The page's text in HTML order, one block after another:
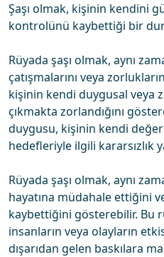
Şaşı olmak, kişinin kendini
kontrolünü kaybettiği bir
Rüyada şaşı olmak, aynı
çatışmalarını veya
kişinin kendi duygusal veya
çıkmakta zorlandığını
duygusu, kişinin kendi
hedefleriyle ilgili kararsızlık
Rüyada şaşı olmak, aynı
hayatına müdahale ettiğini
kaybettiğini gösterebilir. Bu
insanların veya olayların
dışarıdan gelen baskılara